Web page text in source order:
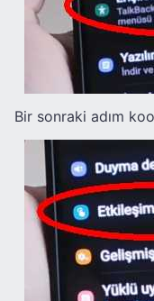
Bir sonraki adım